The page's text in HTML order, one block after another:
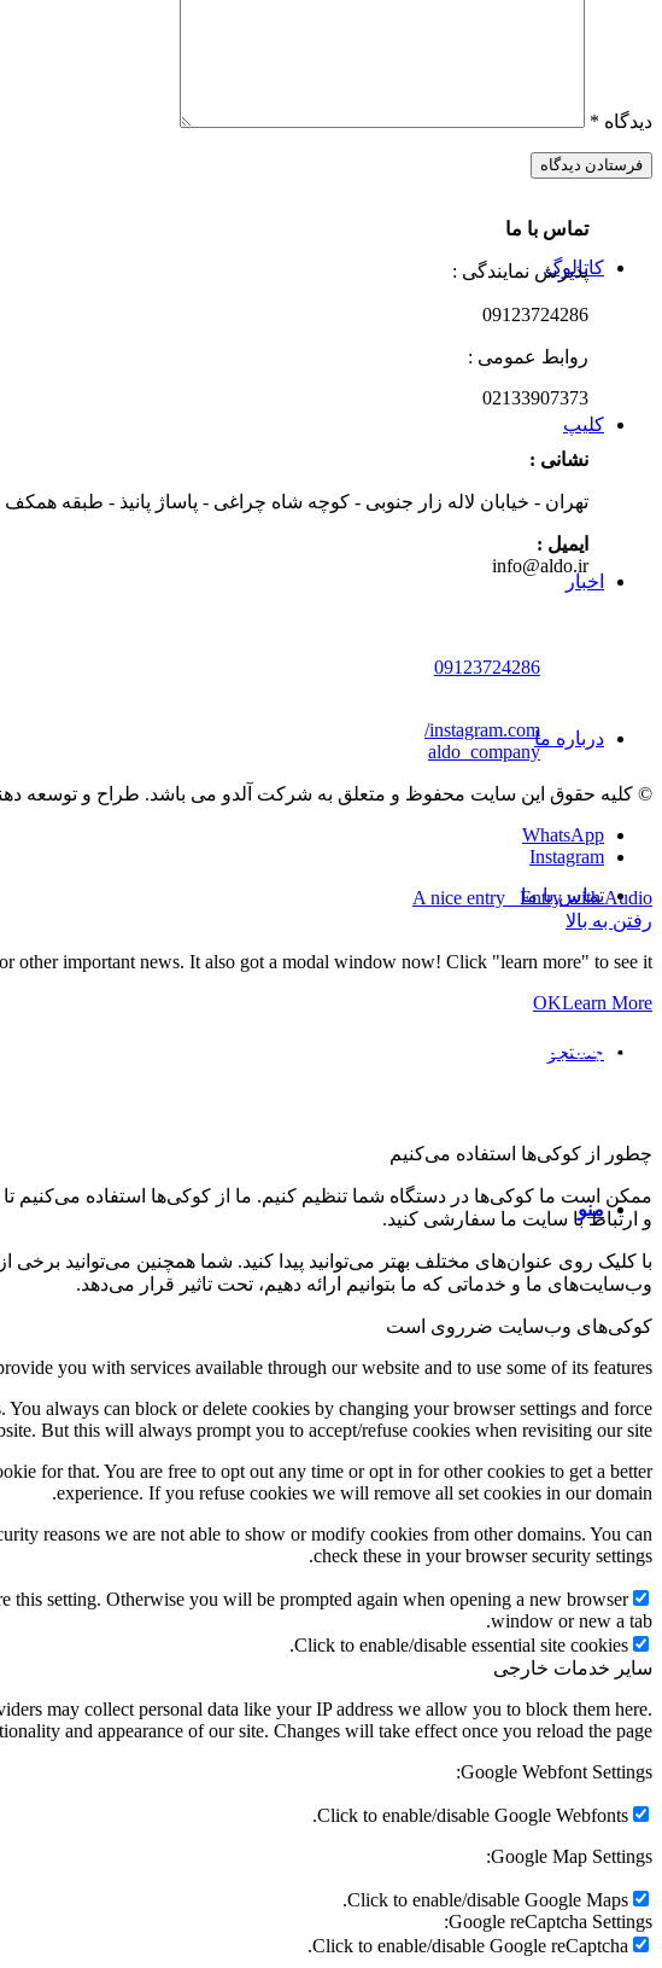
کاتالوگ
کلیپ
اخبار
درباره ما
تماس با ما
جستجو
منو
دیدگاه *
تماس با ما
پذیرش نمایندگی :
09123724286
روابط عمومی :
02133907373
نشانی :
تهران - خیابان لاله زار جنوبی - کوچه شاه چراغی - پاساژ پانیذ - طبقه همکف
ایمیل :
info@aldo.ir
09123724286
instagram.com/
aldo_company
© کلیه حقوق این سایت محفوظ و متعلق به شرکت آلدو می باشد. طراح و توسعه
WhatsApp
Instagram
A nice entry
Entry with Audio
رفتن به بالا
other important news. It also got a modal window now! Click "learn more" to see it!
OKLearn More
تنظیمات کوکی و حریم خصوصی
چطور از کوکی‌ها استفاده می‌کنیم
ممکن است ما کوکی‌ها در دستگاه شما تنظیم کنیم. ما از کوکی‌ها استفاده می‌کنیم تا
و ارتباط با سایت ما سفارشی کنید.
با کلیک روی عنوان‌های مختلف بهتر می‌توانید پیدا کنید. شما همچنین می‌توانید
وب‌سایت‌های ما و خدماتی که ما بتوانیم ارائه دهیم، تحت تاثیر قرار می‌دهد.
کوکی‌های وب‌سایت ضرروی است
you with services available through our website and to use some of its features.
always can block or delete cookies by changing your browser settings and force
But this will always prompt you to accept/refuse cookies when revisiting our site.
for that. You are free to opt out any time or opt in for other cookies to get a better
experience. If you refuse cookies we will remove all set cookies in our domain.
reasons we are not able to show or modify cookies from other domains. You can
check these in your browser security settings.
this setting. Otherwise you will be prompted again when opening a new browser
window or new a tab.
Click to enable/disable essential site cookies.
سایر خدمات خارجی
may collect personal data like your IP address we allow you to block them here.
and appearance of our site. Changes will take effect once you reload the page.
Google Webfont Settings:
Click to enable/disable Google Webfonts.
Google Map Settings:
Click to enable/disable Google Maps.
Google reCaptcha Settings:
Click to enable/disable Google reCaptcha.